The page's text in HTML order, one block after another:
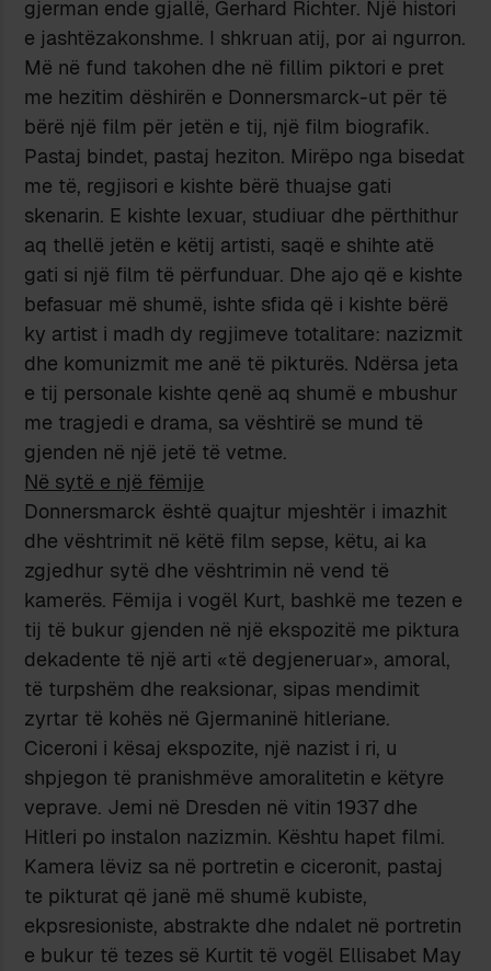
gjerman ende gjallë, Gerhard Richter. Një histori
e jashtëzakonshme. I shkruan atij, por ai ngurron.
Më në fund takohen dhe në fillim piktori e pret
me hezitim dëshirën e Donnersmarck-ut për të
bërë një film për jetën e tij, një film biografik.
Pastaj bindet, pastaj heziton. Mirëpo nga bisedat
me të, regjisori e kishte bërë thuajse gati
skenarin. E kishte lexuar, studiuar dhe përthithur
aq thellë jetën e këtij artisti, saqë e shihte atë
gati si një film të përfunduar. Dhe ajo që e kishte
befasuar më shumë, ishte sfida që i kishte bërë
ky artist i madh dy regjimeve totalitare: nazizmit
dhe komunizmit me anë të pikturës. Ndërsa jeta
e tij personale kishte qenë aq shumë e mbushur
me tragjedi e drama, sa vështirë se mund të
gjenden në një jetë të vetme.
Në sytë e një fëmije
Donnersmarck është quajtur mjeshtër i imazhit
dhe vështrimit në këtë film sepse, këtu, ai ka
zgjedhur sytë dhe vështrimin në vend të
kamerës. Fëmija i vogël Kurt, bashkë me tezen e
tij të bukur gjenden në një ekspozitë me piktura
dekadente të një arti «të degjeneruar», amoral,
të turpshëm dhe reaksionar, sipas mendimit
zyrtar të kohës në Gjermaninë hitleriane.
Ciceroni i kësaj ekspozite, një nazist i ri, u
shpjegon të pranishmëve amoralitetin e këtyre
veprave. Jemi në Dresden në vitin 1937 dhe
Hitleri po instalon nazizmin. Kështu hapet filmi.
Kamera lëviz sa në portretin e ciceronit, pastaj
te pikturat që janë më shumë kubiste,
ekpsresioniste, abstrakte dhe ndalet në portretin
e bukur të tezes së Kurtit të vogël Ellisabet May